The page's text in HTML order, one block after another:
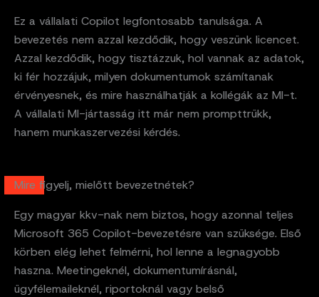
Ez a vállalati Copilot legfontosabb tanulsága. A
bevezetés nem azzal kezdődik, hogy veszünk licencet.
Azzal kezdődik, hogy tisztázzuk, hol vannak az adatok,
ki fér hozzájuk, milyen dokumentumok számítanak
érvényesnek, és mire használhatják a kollégák az MI-t.
A vállalati MI-jártasság itt már nem prompttrükk,
hanem munkaszervezési kérdés.
Mire figyelj, mielőtt bevezetnétek?
Egy magyar kkv-nak nem biztos, hogy azonnal teljes
Microsoft 365 Copilot-bevezetésre van szüksége. Első
körben elég lehet felmérni, hol lenne a legnagyobb
haszna. Meetingeknél, dokumentumírásnál,
ügyfélemaileknél, riportoknál vagy belső